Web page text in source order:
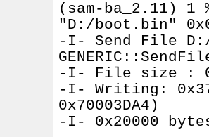
(sam-ba_2.11) 1
"D:/boot.bin"
-I- Send File
-I- File size :
-I- Writing:
0x70003DA4)
-I- 0x20000